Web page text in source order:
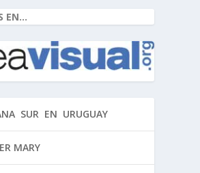
EN...
SUR EN URUGUAY
MARY